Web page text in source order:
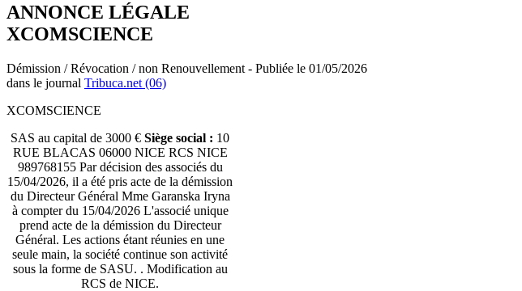
ANNONCE LÉGALE
XCOMSCIENCE
Démission / Révocation / non Renouvellement - Publiée le 01/05/2026
dans le journal Tribuca.net (06)
XCOMSCIENCE
SAS au capital de 3000 € Siège social : 10
RUE BLACAS 06000 NICE RCS NICE
989768155 Par décision des associés du
15/04/2026, il a été pris acte de la démission
du Directeur Général Mme Garanska Iryna
à compter du 15/04/2026 L'associé unique
prend acte de la démission du Directeur
Général. Les actions étant réunies en une
seule main, la société continue son activité
sous la forme de SASU. . Modification au
RCS de NICE.